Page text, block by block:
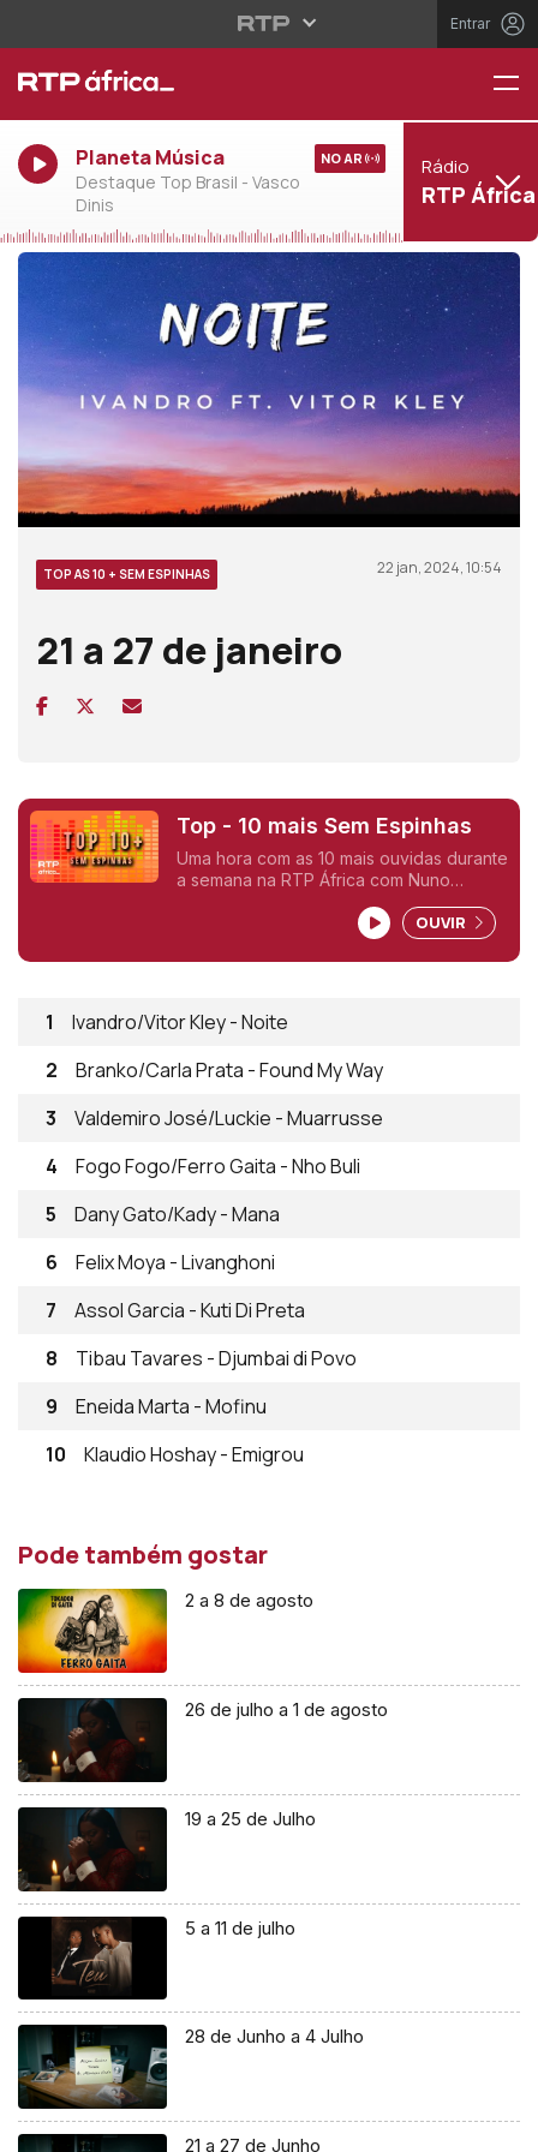
Entrar
Planeta Música
Destaque Top Brasil - Vasco
Dinis
NO AR Rádio
RTP África
TOP AS 10 + SEM ESPINHAS 22 jan, 2024, 10:54
21 a 27 de janeiro
Top - 10 mais Sem Espinhas
Uma hora com as 10 mais ouvidas durante
a semana na RTP África com Nuno
OUVIR
1
Ivandro/Vitor Kley - Noite
2
Branko/Carla Prata - Found My Way
3
Valdemiro José/Luckie - Muarrusse
4
Fogo Fogo/Ferro Gaita - Nho Buli
5
Dany Gato/Kady - Mana
6
Felix Moya - Livanghoni
7
Assol Garcia - Kuti Di Preta
8
Tibau Tavares - Djumbai di Povo
9
Eneida Marta - Mofinu
10
Klaudio Hoshay - Emigrou
Pode também gostar
2 a 8 de agosto
26 de julho a 1 de agosto
19 a 25 de Julho
5 a 11 de julho
28 de Junho a 4 Julho
21 a 27 de Junho